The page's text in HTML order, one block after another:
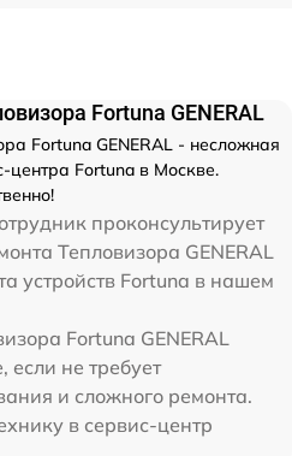
Fortuna GENERAL
Fortuna GENERAL - несложная
центра Fortuna в Москве.
проконсультирует
Тепловизора GENERAL
устройств Fortuna в нашем
Fortuna GENERAL
если не требует
и сложного ремонта.
в сервис-центр